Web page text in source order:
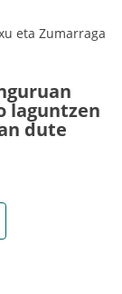
eta Zumarraga
laguntzen
dute